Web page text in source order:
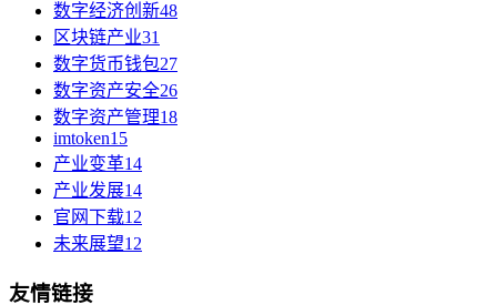
数字经济创新48
区块链产业31
数字货币钱包27
数字资产安全26
数字资产管理18
imtoken15
产业变革14
产业发展14
官网下载12
未来展望12
友情链接